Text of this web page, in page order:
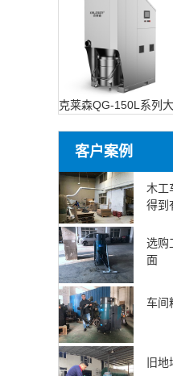
克莱森QG-150L系列
客户案例
木工
得到
选购
面
车间
旧地